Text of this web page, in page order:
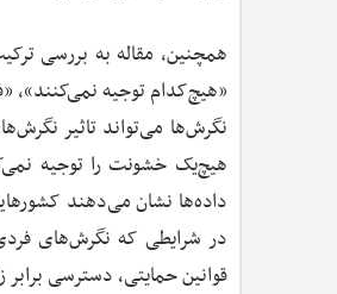
همچنین، مقاله به بررسی
«هیچ‌کدام توجیه
نگرش‌ها می‌تواند تاثیر
هیچ‌یک خشونت را توجیه
داده‌ها نشان می‌دهند
در شرایطی که نگرش‌های
قوانین حمایتی، دسترسی